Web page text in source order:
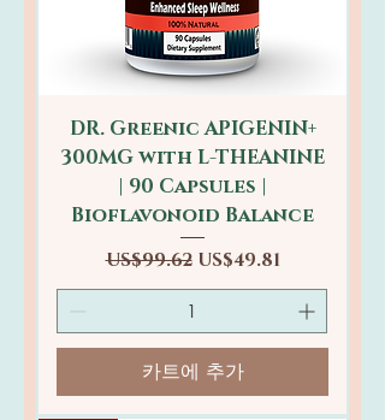
DR. Greenic APIGENIN+
300MG with L-THEANINE
| 90 Capsules |
Bioflavonoid Balance
일반가
US$99.62 할인가
US$49.81
카트에 추가